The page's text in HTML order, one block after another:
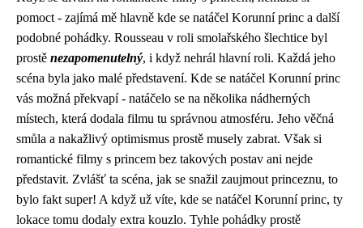
pomoct - zajímá mě hlavně kde se natáčel Korunní princ a další
podobné pohádky. Rousseau v roli smolařského šlechtice byl
prostě nezapomenutelný, i když nehrál hlavní roli. Každá jeho
scéna byla jako malé představení. Kde se natáčel Korunní princ
vás možná překvapí - natáčelo se na několika nádherných
místech, která dodala filmu tu správnou atmosféru. Jeho věčná
smůla a nakažlivý optimismus prostě musely zabrat. Však si
romantické filmy s princem bez takových postav ani nejde
představit. Zvlášť ta scéna, jak se snažil zaujmout princeznu, to
bylo fakt super! A když už víte, kde se natáčel Korunní princ, ty
lokace tomu dodaly extra kouzlo. Tyhle pohádky prostě